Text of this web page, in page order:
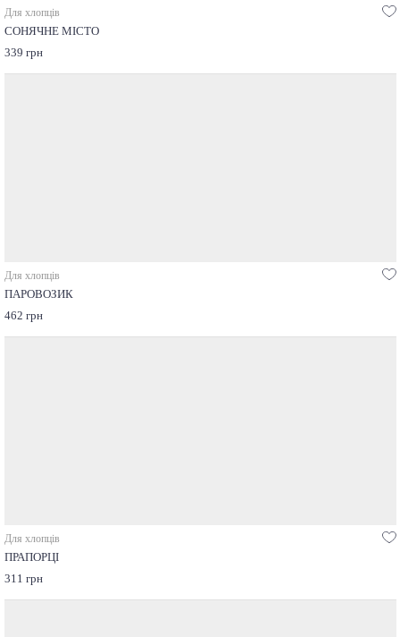
Для хлопців
СОНЯЧНЕ МІСТО
339 грн
Для хлопців
ПАРОВОЗИК
462 грн
Для хлопців
ПРАПОРЦІ
311 грн